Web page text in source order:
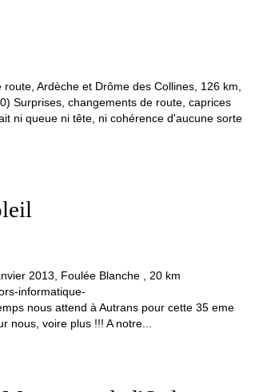
Ardèche et Drôme des Collines, 126 km,
Surprises, changements de route, caprices
ni queue ni tête, ni cohérence d'aucune sorte
2013, Foulée Blanche , 20 km
informatique-
nous attend à Autrans pour cette 35 eme
nous, voire plus !!! A notre...